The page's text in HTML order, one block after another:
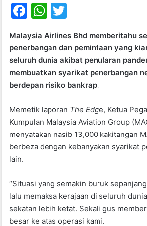
F
c
e
b
o
o
k
W
at
s
A
p
p
itt
er
Malaysia Airlines Bhd memberitahu
penerbangan dan pemintaan yang
seluruh dunia akibat penularan
membuatkan syarikat penerbangan
berdepan risiko bankrap.
Memetik laporan The Edge, Ketua
Kumpulan Malaysia Aviation Group
menyatakan nasib 13,000 kakitangan
berbeza dengan kebanyakan syarikat
lain.
“Situasi yang semakin buruk
lalu memaksa kerajaan di seluruh
sekatan lebih ketat. Sekali gus
besar ke atas operasi kami.